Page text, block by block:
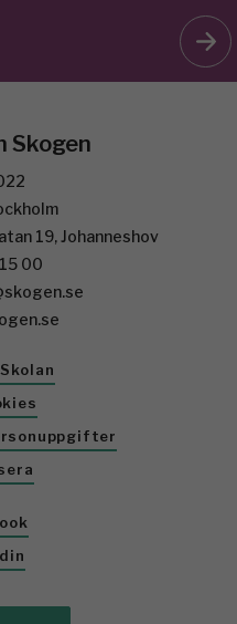
Skogen
19, Johanneshov
00